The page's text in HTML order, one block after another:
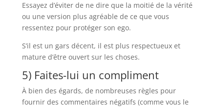
Essayez d’éviter de ne dire que la moitié de la vérité
ou une version plus agréable de ce que vous
ressentez pour protéger son ego.
S’il est un gars décent, il est plus respectueux et
mature d’être ouvert sur les choses.
5) Faites-lui un compliment
À bien des égards, de nombreuses règles pour
fournir des commentaires négatifs (comme vous le